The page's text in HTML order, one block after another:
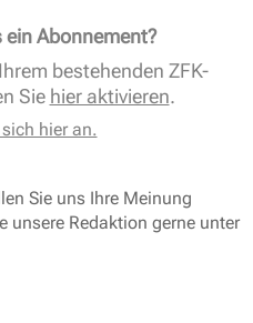
ein Abonnement?
bestehenden ZFK-
Sie hier aktivieren.
hier an.
Sie uns Ihre Meinung
unsere Redaktion gerne unter